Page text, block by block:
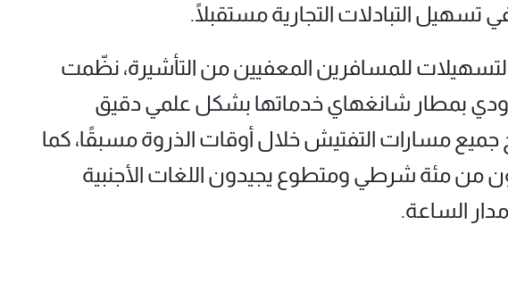
التبادلات التجارية مستقبلًا.
للمسافرين المعفيين من التأشيرة، نظّمت
بمطار شانغهاي خدماتها بشكل علمي دقيق
مسارات التفتيش خلال أوقات الذروة مسبقًا، كما
من مئة شرطي ومتطوع يجيدون اللغات الأجنبية
الساعة.